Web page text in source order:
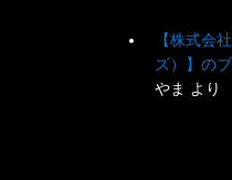
【株式会
ズ）】の
やま より